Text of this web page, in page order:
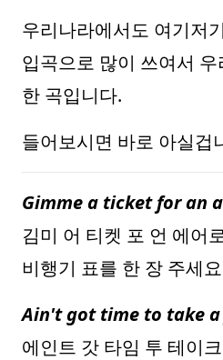
우리나라에서도 여기저
입곡으로 많이 쓰여서
한 곡입니다.
들어보시면 바로 아실겁
Gimme a ticket for an
김미 어 티켓 포 언 에어
비행기 표를 한 장 주세요
Ain't got time to take
에인트 갓 타임 투 테이